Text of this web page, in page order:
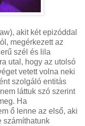
akit két epizóddal
megérkezett az
szél és lila
utal, hogy az utolsó
vetett volna neki
szolgáló entitás
láttuk szó szerint
Ha
ő lenne az első, aki
számíthatunk